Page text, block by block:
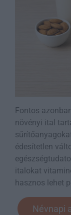
Fontos
növényi ital
édesítetlen
italokat
hasznos lehet
Névnapi